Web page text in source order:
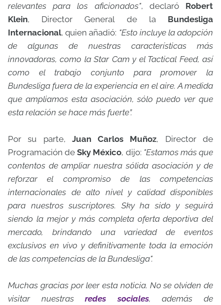
relevantes para los aficionados", declaró Robert
Klein, Director General de la Bundesliga
Internacional, quien añadió: "Esto incluye la adopción
de algunas de nuestras características más
innovadoras, como la Star Cam y el Tactical Feed, así
como el trabajo conjunto para promover la
Bundesliga fuera de la experiencia en el aire. A medida
que ampliamos esta asociación, sólo puedo ver que
esta relación se hace más fuerte”.
Por su parte, Juan Carlos Muñoz, Director de
Programación deSky México, dijo: "Estamos más que
contentos de ampliar nuestra sólida asociación y de
reforzar el compromiso de las competencias
internacionales de alto nivel y calidad disponibles
para nuestros suscriptores. Sky ha sido y seguirá
siendo la mejor y más completa oferta deportiva del
mercado, brindando una variedad de eventos
exclusivos en vivo y definitivamente toda la emoción
de las competencias de la Bundesliga".
Muchas gracias por leer esta noticia. No se olviden de
visitar nuestrasredes sociales, además de